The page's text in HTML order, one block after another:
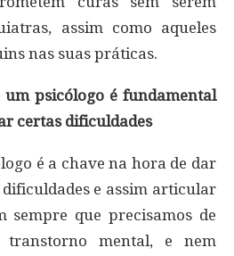
assim como aqueles
nas suas práticas.
um psicólogo é fundamental
certas dificuldades
é a chave na hora de dar
dificuldades e assim articular
sempre que precisamos de
mental, e nem